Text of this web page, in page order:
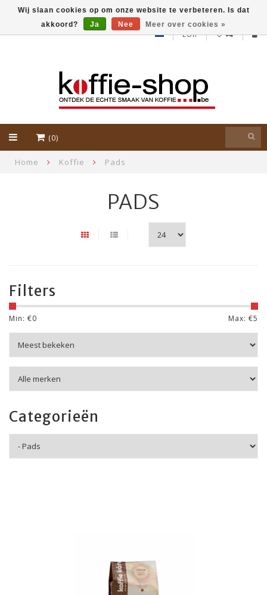
EUR
(0)
Home Koffie Pads
PADS
Filters
Min: €0 Max: €5
Categorieën
Wij slaan cookies op om onze website te verbeteren. Is dat
akkoord?
Ja Nee Meer over cookies »